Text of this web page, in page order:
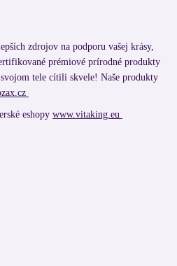
zdrojov na podporu vašej krásy,
prémiové prírodné produkty
tele cítili skvele! Naše produkty
eshopy www.vitaking.eu